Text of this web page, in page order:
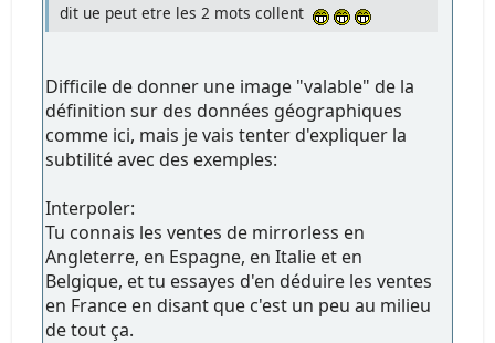
dit ue peut etre les 2 mots collent
Difficile de donner une image "valable" de la
définition sur des données géographiques
comme ici, mais je vais tenter d'expliquer la
subtilité avec des exemples:
Interpoler:
Tu connais les ventes de mirrorless en
Angleterre, en Espagne, en Italie et en
Belgique, et tu essayes d'en déduire les ventes
en France en disant que c'est un peu au milieu
de tout ça.